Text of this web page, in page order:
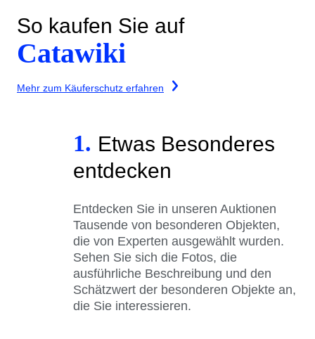
So kaufen Sie auf
Catawiki
Mehr zum Käuferschutz erfahren
1. Etwas Besonderes
entdecken
Entdecken Sie in unseren Auktionen
Tausende von besonderen Objekten,
die von Experten ausgewählt wurden.
Sehen Sie sich die Fotos, die
ausführliche Beschreibung und den
Schätzwert der besonderen Objekte an,
die Sie interessieren.